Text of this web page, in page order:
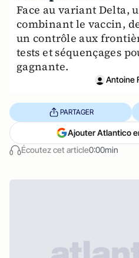
Face au variant Delta,
combinant le vaccin,
un contrôle aux
tests et séquençages
gagnante.
Antoine
Écoutez cet article0:00min
PARTAGER
Ajouter Atlantico